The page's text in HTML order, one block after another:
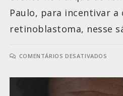
Paulo, para incentivar a
retinoblastoma, nesse
COMENTÁRIOS DESATIVADOS